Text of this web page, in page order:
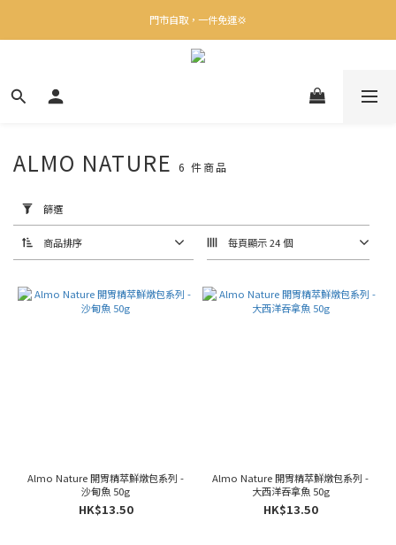
✨下載Three Little Meow App 即享多重禮遇！
門市自取，一件免運💢
🛒購物滿$400送貨上門免運
篩
色
ALMO NATURE 6 件商品
篩選
商品排序 每頁顯示 24 個
Almo Nature 開胃精萃鮮燉包系列 -
沙甸魚 50g
HK$13.50
Almo Nature 開胃精萃鮮燉包系列 -
大西洋吞拿魚 50g
HK$13.50